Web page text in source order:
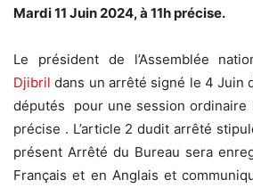
Mardi 11 Juin 2024, à 11h précise.
Le président de l’Assemblée
Djibril dans un arrêté signé le 4 Juin
députés pour une session ordinaire
précise . L’article 2 dudit arrêté
présent Arrêté du Bureau sera
Français et en Anglais et